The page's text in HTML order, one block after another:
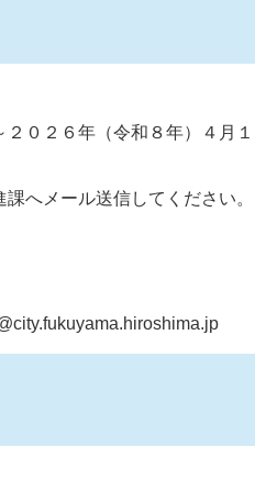
０２６年（令和８年）４月１
へメール送信してください。